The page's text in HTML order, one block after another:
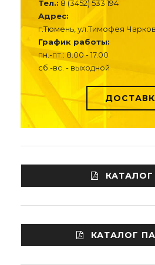
Тел.: 8 (3452) 533 194
Адрес:
г.Тюмень, ул.Тимофея
График работы:
пн.-пт.: 8.00 - 17.00
сб.-вс. - выходной
КАТАЛОГ
КАТАЛОГ